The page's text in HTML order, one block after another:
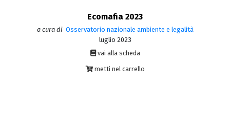
Ecomafia 2023
a cura di Osservatorio nazionale ambiente e legalità
luglio 2023
vai alla scheda
metti nel carrello